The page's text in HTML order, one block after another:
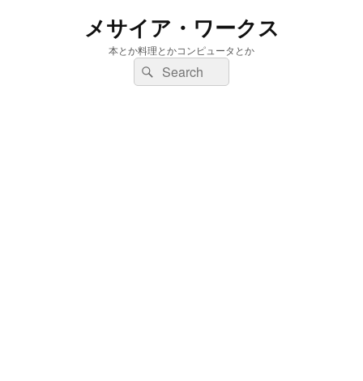
メサイア・ワークス
本とか料理とかコンピュータとか
検
索:
検
索